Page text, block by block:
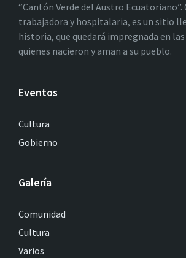
“Cantón Verde del Austro
trabajadora y hospitalaria, es un sitio
historia, que quedará impregnada en
quienes nacieron y aman a su pueblo.
Eventos
Cultura
Gobierno
Galería
Comunidad
Cultura
Varios